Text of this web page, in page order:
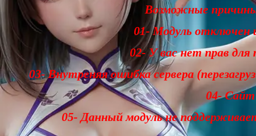
Возможные
01- Модуль отключен
02- У вас нет прав для
03- Внутреняя ошибка сервера
04- Сайт
05- Данный модуль не